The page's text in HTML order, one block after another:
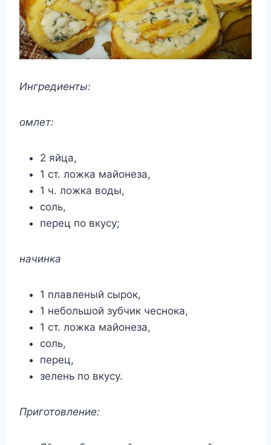
Ингредиенты:
омлет:
2 яйца,
1 ст. ложка майонеза,
1 ч. ложка воды,
соль,
перец по вкусу;
начинка
1 плавленый сырок,
1 небольшой зубчик чеснока,
1 ст. ложка майонеза,
соль,
перец,
зелень по вкусу.
Приготовление: